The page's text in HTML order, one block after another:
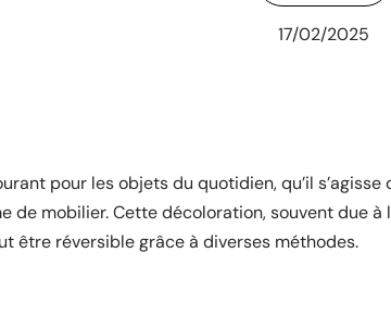
17/02/2025
pour les objets du quotidien, qu’il s’agisse
de mobilier. Cette décoloration, souvent due à
être réversible grâce à diverses méthodes.